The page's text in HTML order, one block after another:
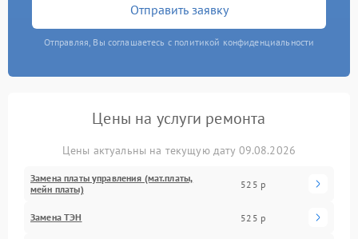
Отправить заявку
Отправляя, Вы соглашаетесь с политикой конфиденциальности
Цены на услуги ремонта
Цены актуальны на текущую дату 09.08.2026
Замена платы управления (мат.платы,
мейн платы)
525 р
Замена ТЭН 525 р